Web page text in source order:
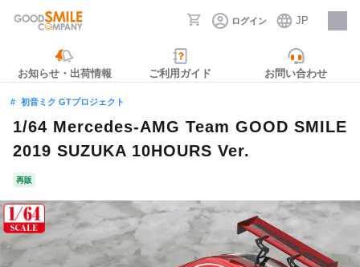
ログイン JP
採用情報
お知らせ・出荷情報 ご利用ガイド お問い合わせ
初音ミク GTプロジェクト
1/64 Mercedes-AMG Team GOOD SMILE
2019 SUZUKA 10HOURS Ver.
再販